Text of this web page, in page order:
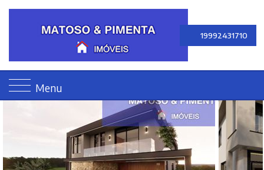
19992431710
Menu